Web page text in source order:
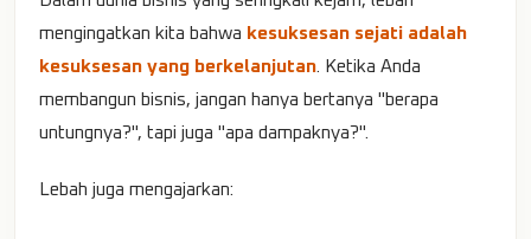
mengingatkan kita bahwa kesuksesan sejati adalah
kesuksesan yang berkelanjutan . Ketika Anda
membangun bisnis, jangan hanya bertanya "berapa
untungnya?", tapi juga "apa dampaknya?".
Lebah juga mengajarkan: